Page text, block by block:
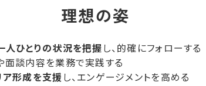
理想の姿
人ひとりの状況を把握し、的確にフォローする
面談内容を業務で実践する
ア形成を支援 し、エンゲージメントを高める